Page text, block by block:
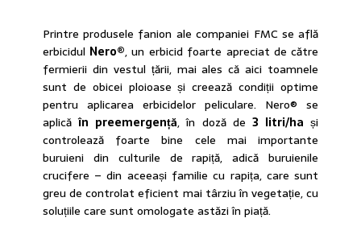
Printre produsele fanion ale companiei FMC se află
erbicidul Nero®, un erbicid foarte apreciat de către
fermierii din vestul țării, mai ales că aici toamnele
sunt de obicei ploioase și creează condiții optime
pentru aplicarea erbicidelor peliculare. Nero® se
aplicăîn preemergență, în doză de3 litri/ha și
controlează foarte bine cele mai importante
buruieni din culturile de rapiță, adică buruienile
crucifere – din aceeași familie cu rapița, care sunt
greu de controlat eficient mai târziu în vegetație, cu
soluțiile care sunt omologate astăzi în piață.